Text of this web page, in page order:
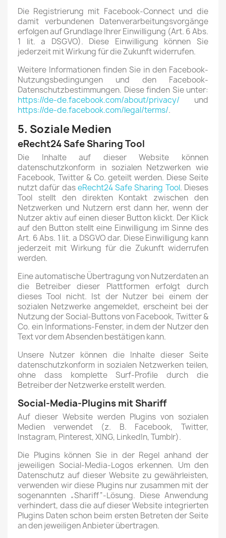
Die Registrierung mit Facebook-Connect und die
damit verbundenen Datenverarbeitungsvorgänge
erfolgen auf Grundlage Ihrer Einwilligung (Art. 6 Abs.
1 lit. a DSGVO). Diese Einwilligung können Sie
jederzeit mit Wirkung für die Zukunft widerrufen.
Weitere Informationen finden Sie in den Facebook-
Nutzungsbedingungen und den Facebook-
Datenschutzbestimmungen. Diese finden Sie unter:
https://de-de.facebook.com/about/privacy/ und
https://de-de.facebook.com/legal/terms/.
5. Soziale Medien
eRecht24 Safe Sharing Tool
Die Inhalte auf dieser Website können
datenschutzkonform in sozialen Netzwerken wie
Facebook, Twitter & Co. geteilt werden. Diese Seite
nutzt dafür daseRecht24 Safe Sharing Tool. Dieses
Tool stellt den direkten Kontakt zwischen den
Netzwerken und Nutzern erst dann her, wenn der
Nutzer aktiv auf einen dieser Button klickt. Der Klick
auf den Button stellt eine Einwilligung im Sinne des
Art. 6 Abs. 1 lit. a DSGVO dar. Diese Einwilligung kann
jederzeit mit Wirkung für die Zukunft widerrufen
werden.
Eine automatische Übertragung von Nutzerdaten an
die Betreiber dieser Plattformen erfolgt durch
dieses Tool nicht. Ist der Nutzer bei einem der
sozialen Netzwerke angemeldet, erscheint bei der
Nutzung der Social-Buttons von Facebook, Twitter &
Co. ein Informations-Fenster, in dem der Nutzer den
Text vor dem Absenden bestätigen kann.
Unsere Nutzer können die Inhalte dieser Seite
datenschutzkonform in sozialen Netzwerken teilen,
ohne dass komplette Surf-Profile durch die
Betreiber der Netzwerke erstellt werden.
Social-Media-Plugins mit Shariff
Auf dieser Website werden Plugins von sozialen
Medien verwendet (z. B. Facebook, Twitter,
Instagram, Pinterest, XING, LinkedIn, Tumblr).
Die Plugins können Sie in der Regel anhand der
jeweiligen Social-Media-Logos erkennen. Um den
Datenschutz auf dieser Website zu gewährleisten,
verwenden wir diese Plugins nur zusammen mit der
sogenannten „Shariff“-Lösung. Diese Anwendung
verhindert, dass die auf dieser Website integrierten
Plugins Daten schon beim ersten Betreten der Seite
an den jeweiligen Anbieter übertragen.